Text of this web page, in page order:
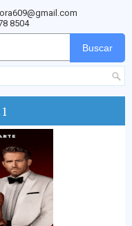
8504
Buscar